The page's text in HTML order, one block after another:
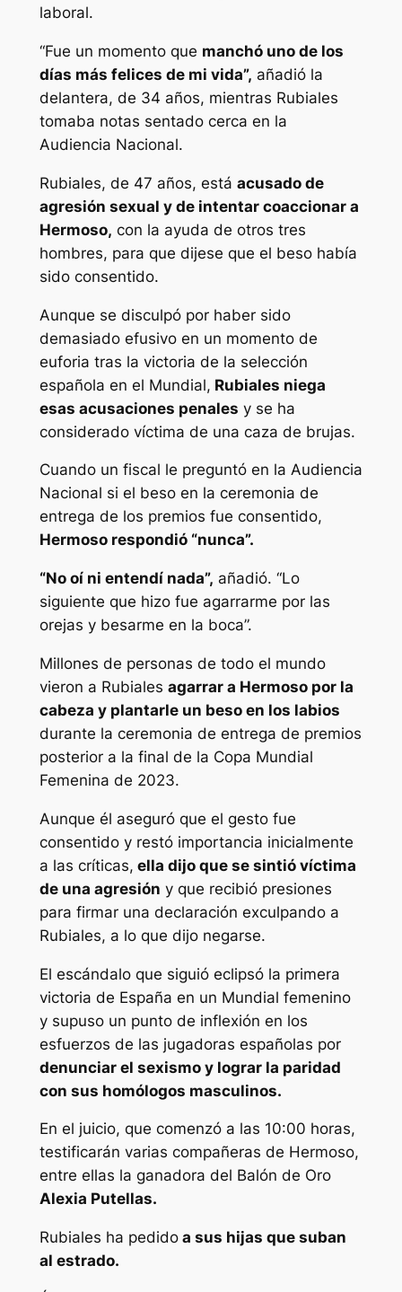
laboral.
“Fue un momento que manchó uno de los
días más felices de mi vida”, añadió la
delantera, de 34 años, mientras Rubiales
tomaba notas sentado cerca en la
Audiencia Nacional.
Rubiales, de 47 años, está acusado de
agresión sexual y de intentar coaccionar a
Hermoso, con la ayuda de otros tres
hombres, para que dijese que el beso había
sido consentido.
Aunque se disculpó por haber sido
demasiado efusivo en un momento de
euforia tras la victoria de la selección
española en el Mundial, Rubiales niega
esas acusaciones penales y se ha
considerado víctima de una caza de brujas.
Cuando un fiscal le preguntó en la Audiencia
Nacional si el beso en la ceremonia de
entrega de los premios fue consentido,
Hermoso respondió “nunca”.
“No oí ni entendí nada”, añadió. “Lo
siguiente que hizo fue agarrarme por las
orejas y besarme en la boca”.
Millones de personas de todo el mundo
vieron a Rubiales agarrar a Hermoso por la
cabeza y plantarle un beso en los labios
durante la ceremonia de entrega de premios
posterior a la final de la Copa Mundial
Femenina de 2023.
Aunque él aseguró que el gesto fue
consentido y restó importancia inicialmente
a las críticas, ella dijo que se sintió víctima
de una agresión y que recibió presiones
para firmar una declaración exculpando a
Rubiales, a lo que dijo negarse.
El escándalo que siguió eclipsó la primera
victoria de España en un Mundial femenino
y supuso un punto de inflexión en los
esfuerzos de las jugadoras españolas por
denunciar el sexismo y lograr la paridad
con sus homólogos masculinos.
En el juicio, que comenzó a las 10:00 horas,
testificarán varias compañeras de Hermoso,
entre ellas la ganadora del Balón de Oro
Alexia Putellas.
Rubiales ha pedidoa sus hijas que suban
al estrado.